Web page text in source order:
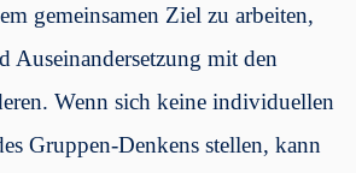
gemeinsamen Ziel zu arbeiten,
Auseinandersetzung mit den
Wenn sich keine individuellen
Gruppen-Denkens stellen, kann